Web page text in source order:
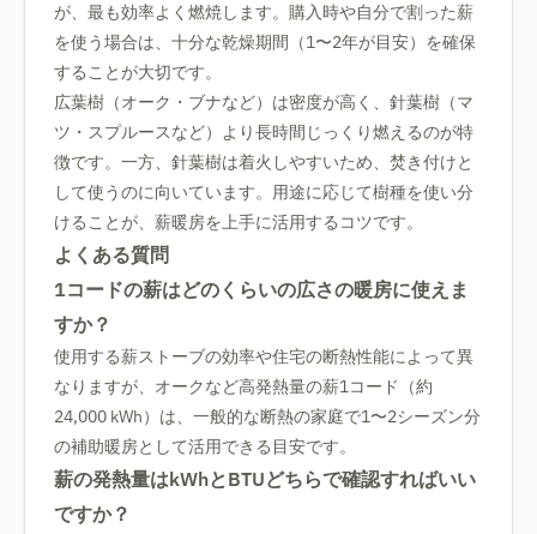
が、最も効率よく燃焼します。購入時や自分で割った薪
を使う場合は、十分な乾燥期間（1〜2年が目安）を確保
することが大切です。
広葉樹（オーク・ブナなど）は密度が高く、針葉樹（マ
ツ・スプルースなど）より長時間じっくり燃えるのが特
徴です。一方、針葉樹は着火しやすいため、焚き付けと
して使うのに向いています。用途に応じて樹種を使い分
けることが、薪暖房を上手に活用するコツです。
よくある質問
1コードの薪はどのくらいの広さの暖房に使えま
すか？
使用する薪ストーブの効率や住宅の断熱性能によって異
なりますが、オークなど高発熱量の薪1コード（約
24,000 kWh）は、一般的な断熱の家庭で1〜2シーズン分
の補助暖房として活用できる目安です。
薪の発熱量はkWhとBTUどちらで確認すればいい
ですか？